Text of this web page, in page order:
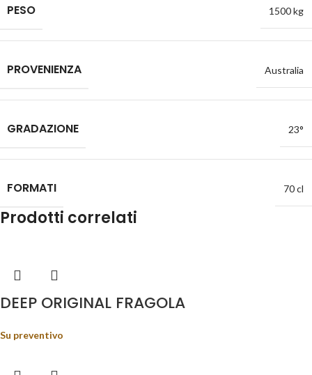
PESO 1500 kg
PROVENIENZA Australia
GRADAZIONE 23°
FORMATI 70 cl
Prodotti correlati
DEEP ORIGINAL FRAGOLA
Su preventivo